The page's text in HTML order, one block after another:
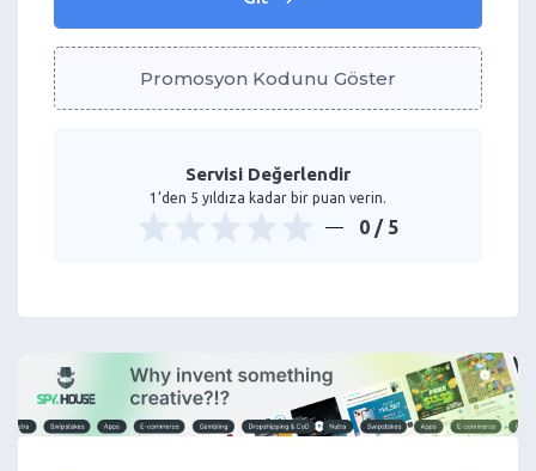
Promosyon Kodunu Göster
Servisi Değerlendir
1’den 5 yıldıza kadar bir puan verin.
0 / 5